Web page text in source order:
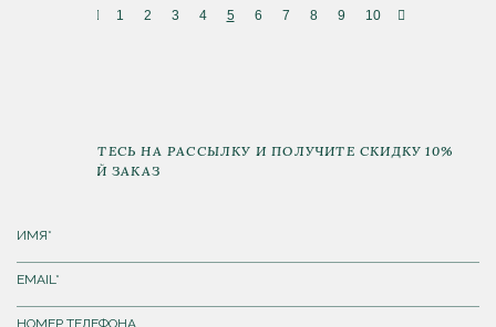
1 2 3 4 5 6 7 8 9 10
ПОДПИШИТЕСЬ НА РАССЫЛКУ И ПОЛУЧИТЕ СКИДКУ 10%
НА ПЕРВЫЙ ЗАКАЗ